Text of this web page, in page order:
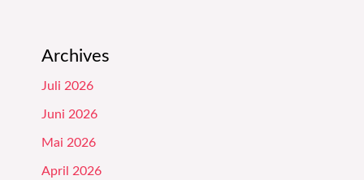
Archives
Juli 2026
Juni 2026
Mai 2026
April 2026